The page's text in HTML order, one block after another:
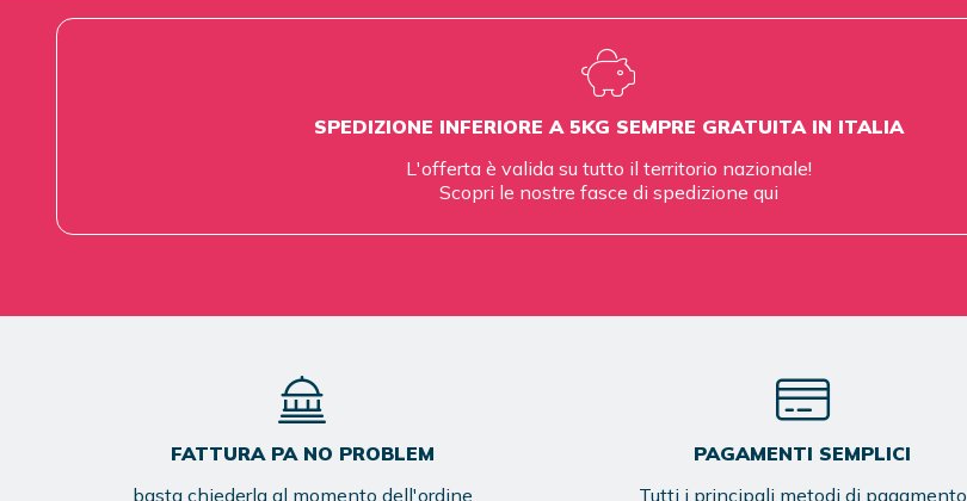
SPEDIZIONE INFERIORE A 5KG SEMPRE GRATUITA IN ITALIA
L'offerta è valida su tutto il territorio nazionale!
Scopri le nostre fasce di spedizione qui
FATTURA PA NO PROBLEM
basta chiederla al momento dell'ordine
PAGAMENTI SEMPLICI
Tutti i principali metodi di pagamento